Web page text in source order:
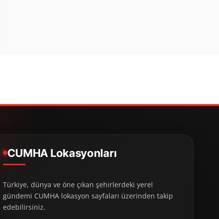
CUMHA Lokasyonları
Türkiye, dünya ve öne çıkan şehirlerdeki yerel
gündemi CUMHA lokasyon sayfaları üzerinden takip
edebilirsiniz.